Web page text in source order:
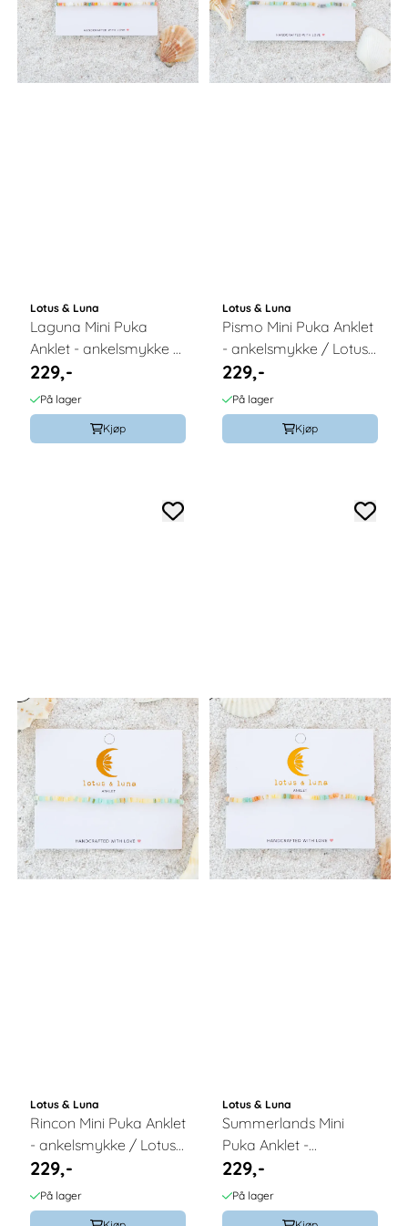
Lotus & Luna
Laguna Mini Puka
Anklet - ankelsmykke /
Lotus & Luna
229,-
På lager
Kjøp
Lotus & Luna
Pismo Mini Puka Anklet
- ankelsmykke / Lotus
& Luna
229,-
På lager
Kjøp
Lotus & Luna
Rincon Mini Puka Anklet
- ankelsmykke / Lotus
& Luna
229,-
På lager
Lotus & Luna
Summerlands Mini
Puka Anklet -
ankelsmykke / Lotus &
Luna
229,-
På lager